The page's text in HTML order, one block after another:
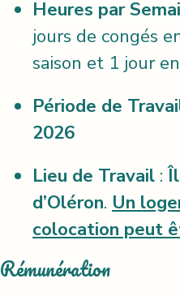
Heures par
jours de congés
saison et 1 jour
Période de
2026
Lieu de Travail :
d’Oléron. Un
colocation peut
Rémunération